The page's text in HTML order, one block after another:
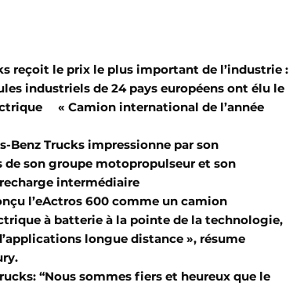
reçoit le prix le plus important de l’industrie :
industriels de 24 pays européens ont élu le
« Camion international de l’année
Benz Trucks impressionne par son
de son groupe motopropulseur et son
intermédiaire
l’eActros 600 comme un camion
à batterie à la pointe de la technologie,
longue distance », résume
“Nous sommes fiers et heureux que le